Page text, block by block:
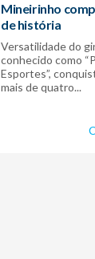
Mineirinho
de história
Versatilidade do
conhecido como
Esportes”,
mais de quatro...